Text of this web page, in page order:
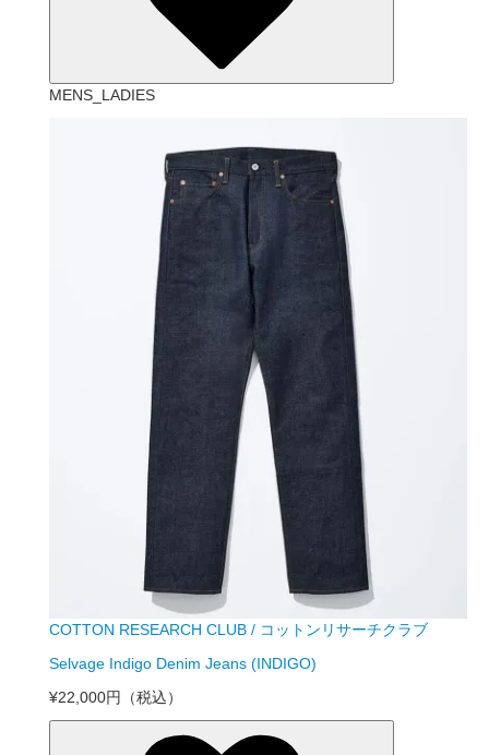
MENS_LADIES
COTTON RESEARCH CLUB / コットンリサーチクラブ
Selvage Indigo Denim Jeans (INDIGO)
¥22,000円
（税込）